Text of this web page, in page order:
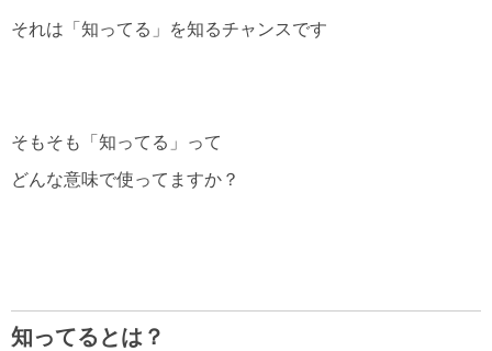
それは「知ってる」を知るチャンスです
そもそも「知ってる」って
どんな意味で使ってますか？
知ってるとは？